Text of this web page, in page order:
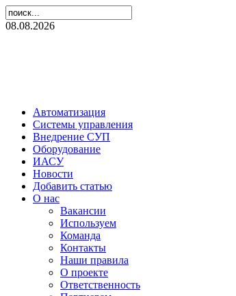
08.08.2026
Автоматизация
Системы управления
Внедрение СУП
Оборудование
ИАСУ
Новости
Добавить статью
О нас
Вакансии
Используем
Команда
Контакты
Наши правила
О проекте
Ответственность